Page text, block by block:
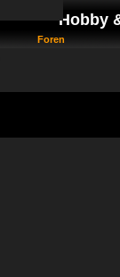
Hobby
Foren